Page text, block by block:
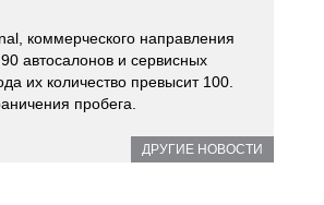
коммерческого направления
автосалонов и сервисных
их количество превысит 100.
пробега.
ДРУГИЕ НОВОСТИ